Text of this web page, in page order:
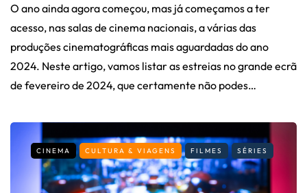
O ano ainda agora começou, mas já começamos a ter
acesso, nas salas de cinema nacionais, a várias das
produções cinematográficas mais aguardadas do ano
2024. Neste artigo, vamos listar as estreias no grande ecrã
de fevereiro de 2024, que certamente não podes…
CINEMA CULTURA & VIAGENS FILMES SÉRIES